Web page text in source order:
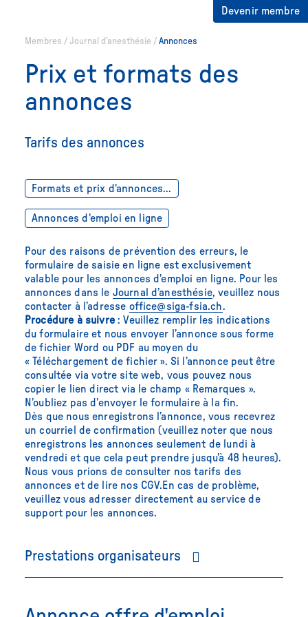
Devenir membre
Membres / Journal d’anesthésie / Annonces
Prix et formats des
annonces
Tarifs des annonces
Formats et prix d'annonces...
Annonces d'emploi en ligne
Pour des raisons de prévention des erreurs, le
formulaire de saisie en ligne est exclusivement
valable pour les annonces d’emploi en ligne. Pour les
annonces dans le Journal d’anesthésie, veuillez nous
contacter à l’adresse office@siga-fsia.ch.
Procédure à suivre: Veuillez remplir les indications
du formulaire et nous envoyer l’annonce sous forme
de fichier Word ou PDF au moyen du
« Téléchargement de fichier ». Si l’annonce peut être
consultée via votre site web, vous pouvez nous
copier le lien direct via le champ « Remarques ».
N’oubliez pas d’envoyer le formulaire à la fin.
Dès que nous enregistrons l’annonce, vous recevrez
un courriel de confirmation (veuillez noter que nous
enregistrons les annonces seulement de lundi à
vendredi et que cela peut prendre jusqu’à 48 heures).
Nous vous prions de consulter nos tarifs des
annonces et de lire nos CGV.En cas de problème,
veuillez vous adresser directement au service de
support pour les annonces.
Prestations organisateurs
postgrade qui fixent leprix au moins 20%